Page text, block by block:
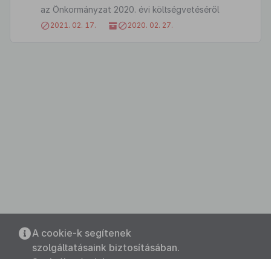
az Önkormányzat 2020. évi költségvetéséről
2021. 02. 17. 2020. 02. 27.
A cookie-k segítenek
szolgáltatásaink biztosításában.